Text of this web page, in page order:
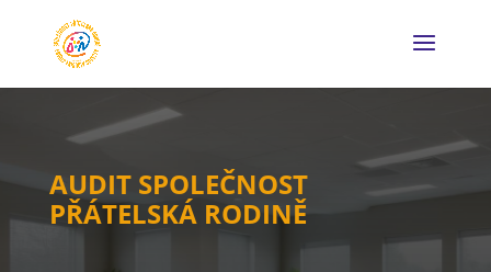
AUDIT SPOLEČNOST
PŘÁTELSKÁ RODINĚ